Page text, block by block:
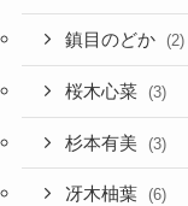
鎮目のどか (2)
桜木心菜 (3)
杉本有美 (3)
冴木柚葉 (6)